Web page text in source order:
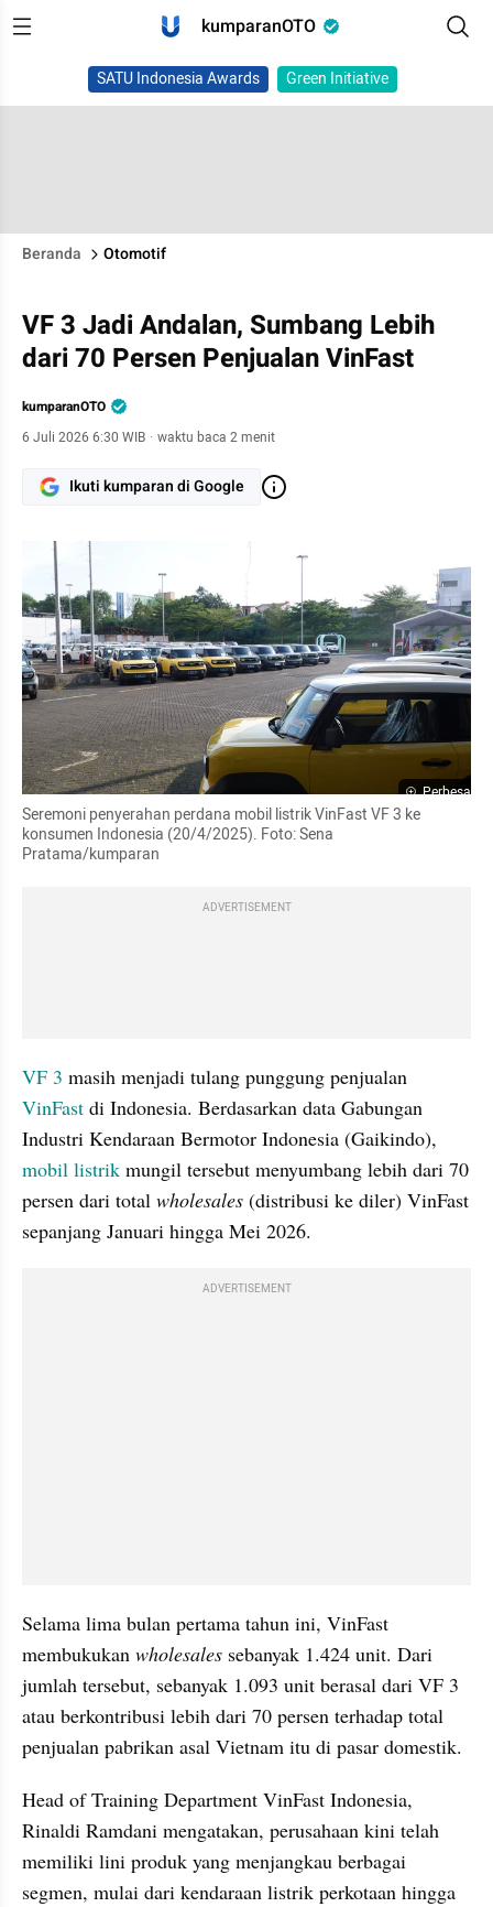
kumparanOTO
SATU Indonesia Awards Green Initiative
Beranda Otomotif
VF 3 Jadi Andalan, Sumbang Lebih
dari 70 Persen Penjualan VinFast
kumparanOTO
6 Juli 2026 6:30 WIB · waktu baca 2 menit
Ikuti kumparan di Google
Perbesar
Seremoni penyerahan perdana mobil listrik VinFast VF 3 ke
konsumen Indonesia (20/4/2025). Foto: Sena
Pratama/kumparan
ADVERTISEMENT
VF 3
VinFast di Indonesia. Berdasarkan data Gabungan
mobil listrik mungil tersebut menyumbang lebih dari 70
persen dari total wholesales (distribusi ke diler) VinFast
sepanjang Januari hingga Mei 2026.
ADVERTISEMENT
Selama lima bulan pertama tahun ini, VinFast
membukukan wholesales sebanyak 1.424 unit. Dari
jumlah tersebut, sebanyak 1.093 unit berasal dari VF 3
atau berkontribusi lebih dari 70 persen terhadap total
penjualan pabrikan asal Vietnam itu di pasar domestik.
Head of Training Department VinFast Indonesia,
Rinaldi Ramdani mengatakan, perusahaan kini telah
memiliki lini produk yang menjangkau berbagai
segmen, mulai dari kendaraan listrik perkotaan hingga